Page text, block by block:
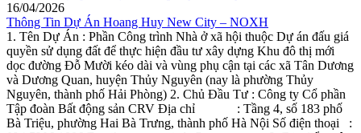
16/04/2026
Thông Tin Dự Án Hoang Huy New City – NOXH
1. Tên Dự Án : Phần Công trình Nhà ở xã hội thuộc Dự án đấu giá
quyền sử dụng đất để thực hiện đầu tư xây dựng Khu đô thị mới
dọc đường Đỗ Mười kéo dài và vùng phụ cận tại các xã Tân Dương
và Dương Quan, huyện Thủy Nguyên (nay là phường Thủy
Nguyên, thành phố Hải Phòng) 2. Chủ Đầu Tư : Công ty Cổ phần
Tập đoàn Bất động sản CRV Địa chỉ : Tầng 4, số 183 phố
Bà Triệu, phường Hai Bà Trưng, thành phố Hà Nội Số điện thoại :